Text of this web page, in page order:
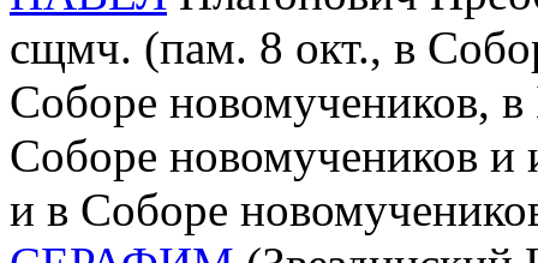
сщмч. (пам. 8 окт., в
Соборе новомучеников,
Соборе новомучеников и
и в Соборе